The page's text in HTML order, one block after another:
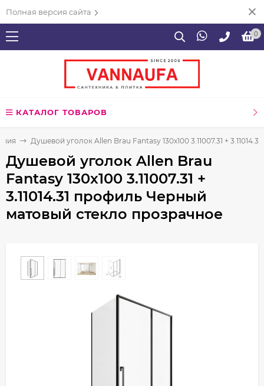
Полная версия сайта
0
КАТАЛОГ ТОВАРОВ
Душевой уголок Allen Brau Fantasy 130x100 3.11007.31 +
Душевой уголок Allen Brau
Fantasy 130x100 3.11007.31 +
3.11014.31 профиль Черный
матовый стекло прозрачное